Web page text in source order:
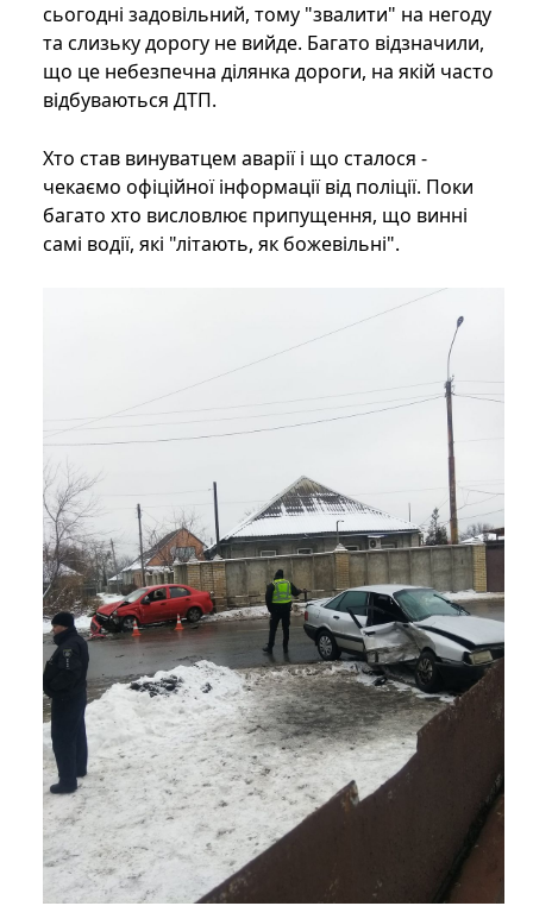
сьогодні задовільний, тому "звалити" на негоду
та слизьку дорогу не вийде. Багато відзначили,
що це небезпечна ділянка дороги, на якій часто
відбуваються ДТП.
Хто став винуватцем аварії і що сталося -
чекаємо офіційної інформації від поліції. Поки
багато хто висловлює припущення, що винні
самі водії, які "літають, як божевільні".